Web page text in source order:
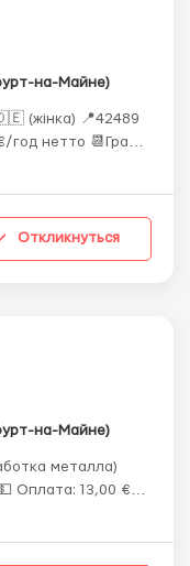
на-Майне)
(жінка) 📍42489
нетто 📆Графік
✨Обов'язки:
Откликнуться
на-Майне)
металла)
Оплата: 13,00 €/
Hopsten 🏡